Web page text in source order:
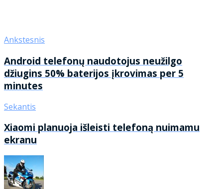
Ankstesnis
Android telefonų naudotojus neužilgo
džiugins 50% baterijos įkrovimas per 5
minutes
Sekantis
Xiaomi planuoja išleisti telefoną nuimamu
ekranu